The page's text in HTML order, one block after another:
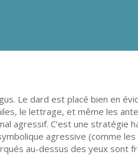
Le dard est placé bien en
le lettrage, et même les
agressif. C’est une stratégie
agressive (comme les
au-dessus des yeux sont